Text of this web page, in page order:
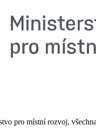
pro místní rozvoj,